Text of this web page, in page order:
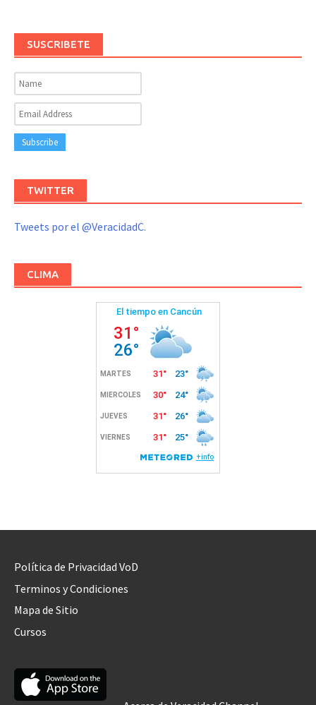
SUSCRIBETE
TWITTER
Tweets por el @VeracidadC.
CLIMA
Política de Privacidad VoD
Terminos y Condiciones
Mapa de Sitio
Cursos